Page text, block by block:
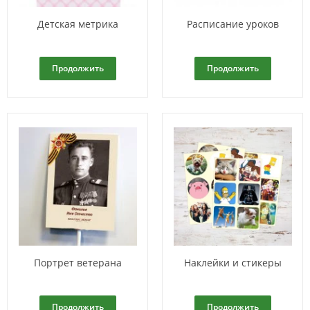
Детская метрика
Продолжить
Расписание уроков
Продолжить
Портрет ветерана
Продолжить
Наклейки и стикеры
Продолжить